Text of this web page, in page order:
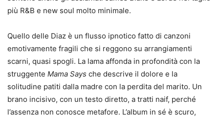
più R&B e new soul molto minimale.
Quello delle Diaz è un flusso ipnotico fatto di canzoni
emotivamente fragili che si reggono su arrangiamenti
scarni, quasi spogli. La lama affonda in profondità con la
struggente Mama Says che descrive il dolore e la
solitudine patiti dalla madre con la perdita del marito. Un
brano incisivo, con un testo diretto, a tratti naif, perché
l’assenza non conosce metafore. L’album in sé è scuro,